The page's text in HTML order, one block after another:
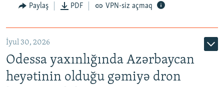
Paylaş PDF VPN-siz açmaq
İyul 30, 2026
Odessa yaxınlığında Azərbaycan
heyətinin olduğu gəmiyə dron